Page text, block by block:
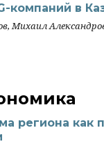
компаний в
Михаил
региона как